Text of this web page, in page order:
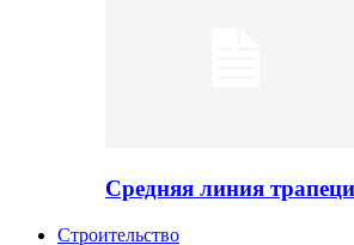
Средняя линия
Строительство